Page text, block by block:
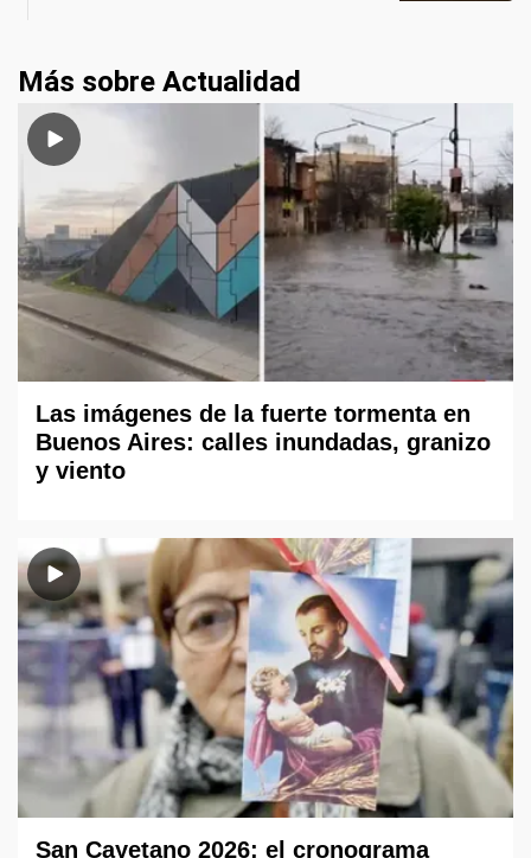
Más sobre Actualidad
Las imágenes de la fuerte tormenta en
Buenos Aires: calles inundadas, granizo
y viento
San Cayetano 2026: el cronograma